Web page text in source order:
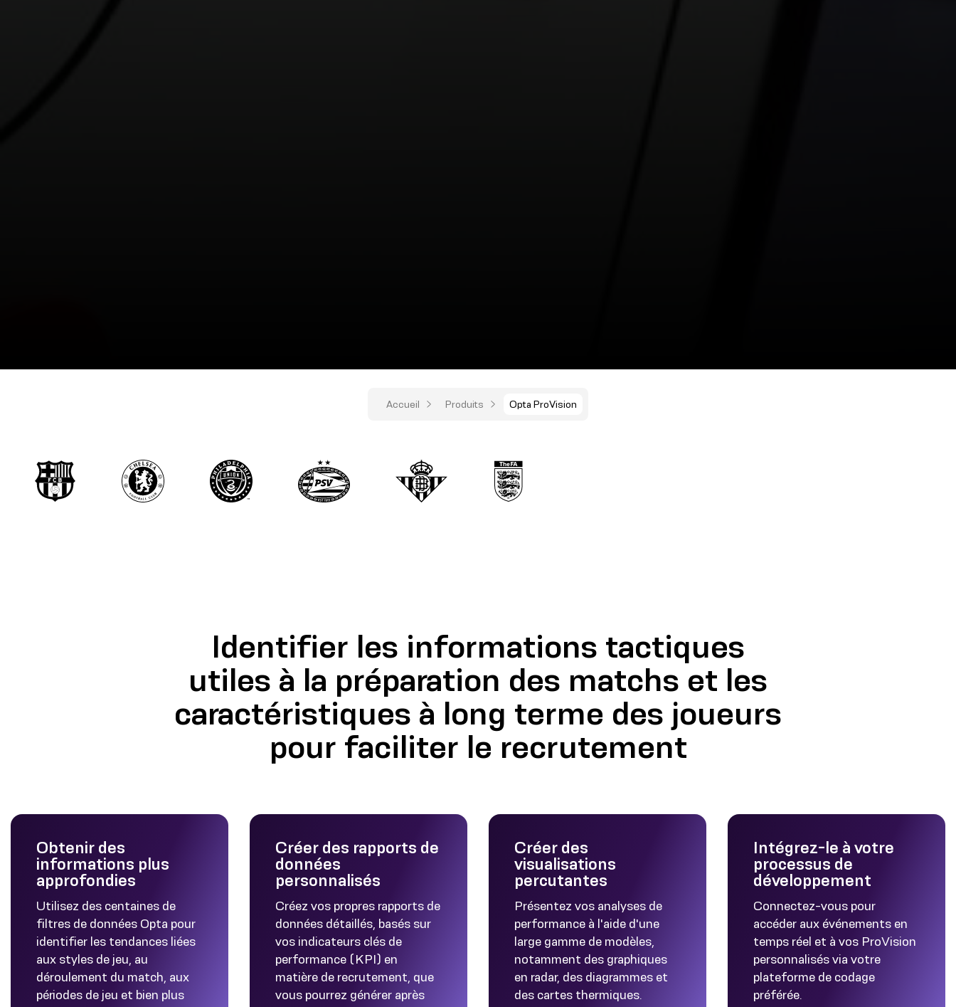
Accueil Produits Opta ProVision
Identifier les informations tactiques
utiles à la préparation des matchs et les
caractéristiques à long terme des joueurs
pour faciliter le recrutement
Obtenir des
informations plus
approfondies
Utilisez des centaines de
filtres de données Opta pour
identifier les tendances liées
aux styles de jeu, au
déroulement du match, aux
périodes de jeu et bien plus
Créer des rapports de
données
personnalisés
Créez vos propres rapports de
données détaillés, basés sur
vos indicateurs clés de
performance (KPI) en
matière de recrutement, que
vous pourrez générer après
Créer des
visualisations
percutantes
Présentez vos analyses de
performance à l'aide d'une
large gamme de modèles,
notamment des graphiques
en radar, des diagrammes et
des cartes thermiques.
Intégrez-le à votre
processus de
développement
Connectez-vous pour
accéder aux événements en
temps réel et à vos ProVision
personnalisés via votre
plateforme de codage
préférée.